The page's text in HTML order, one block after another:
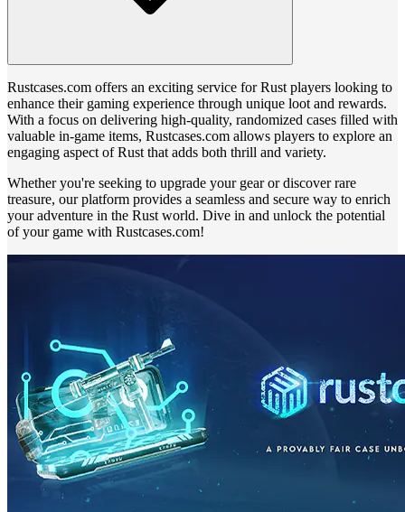
Rustcases.com offers an exciting service for Rust players looking to
enhance their gaming experience through unique loot and rewards.
With a focus on delivering high-quality, randomized cases filled with
valuable in-game items, Rustcases.com allows players to explore an
engaging aspect of Rust that adds both thrill and variety.
Whether you're seeking to upgrade your gear or discover rare
treasure, our platform provides a seamless and secure way to enrich
your adventure in the Rust world. Dive in and unlock the potential
of your game with Rustcases.com!